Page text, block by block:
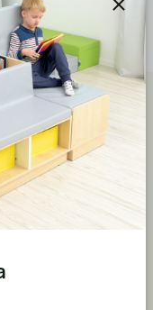
Garantija
išlenkti
galima sudėti vieną
saugo grindų